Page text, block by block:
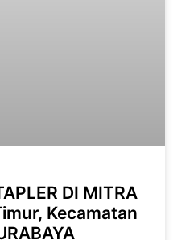
DI MITRA
Kecamatan